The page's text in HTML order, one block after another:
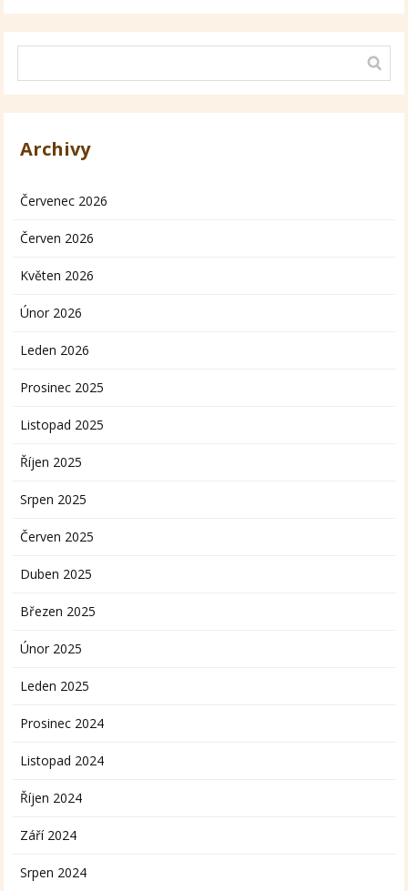
Archivy
Červenec 2026
Červen 2026
Květen 2026
Únor 2026
Leden 2026
Prosinec 2025
Listopad 2025
Říjen 2025
Srpen 2025
Červen 2025
Duben 2025
Březen 2025
Únor 2025
Leden 2025
Prosinec 2024
Listopad 2024
Říjen 2024
Září 2024
Srpen 2024